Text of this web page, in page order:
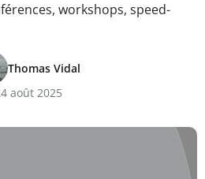
workshops, speed-
Thomas Vidal
août 2025